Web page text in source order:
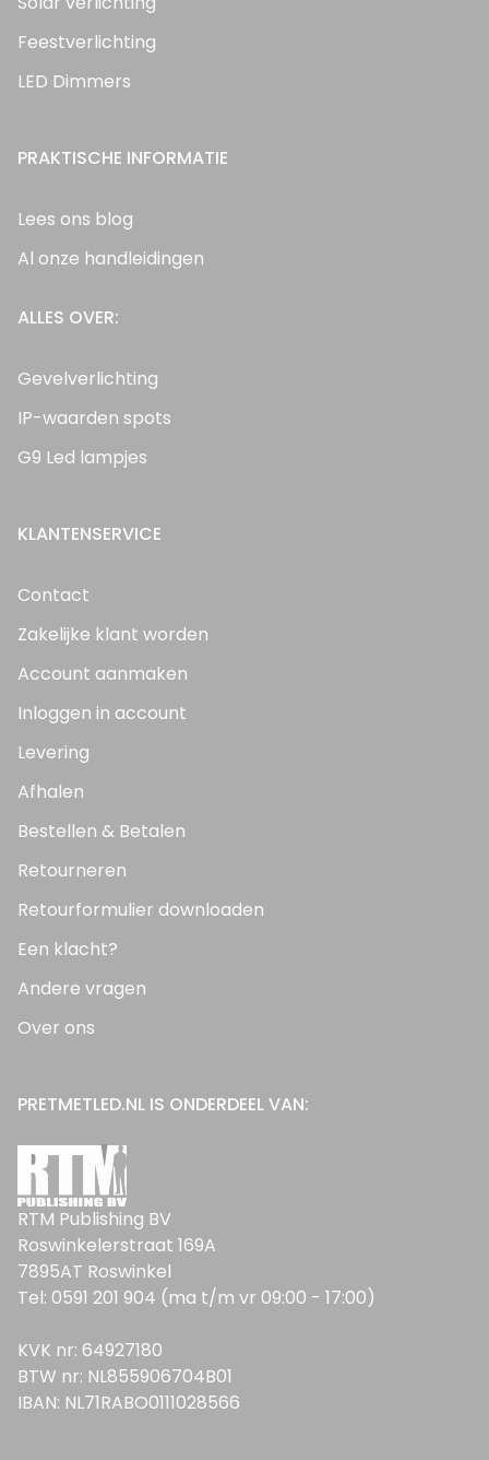
Feestverlichting
LED Dimmers
PRAKTISCHE INFORMATIE
Lees ons blog
Al onze handleidingen
ALLES OVER:
Gevelverlichting
IP-waarden spots
G9 Led lampjes
KLANTENSERVICE
Contact
Zakelijke klant worden
Account aanmaken
Inloggen in account
Levering
Afhalen
Bestellen & Betalen
Retourneren
Retourformulier downloaden
Een klacht?
Andere vragen
Over ons
PRETMETLED.NL IS ONDERDEEL VAN:
RTM Publishing BV
Roswinkelerstraat 169A
7895AT Roswinkel
Tel: 0591 201 904 (ma t/m vr 09:00 - 17:00)
KVK nr: 64927180
BTW nr: NL855906704B01
IBAN: NL71RABO0111028566